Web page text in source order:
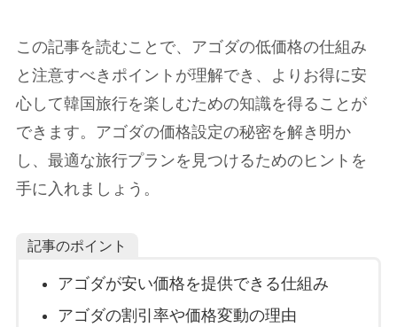
この記事を読むことで、アゴダの低価格の仕組み
と注意すべきポイントが理解でき、よりお得に安
心して韓国旅行を楽しむための知識を得ることが
できます。アゴダの価格設定の秘密を解き明か
し、最適な旅行プランを見つけるためのヒントを
手に入れましょう。
記事のポイント
アゴダが安い価格を提供できる仕組み
アゴダの割引率や価格変動の理由